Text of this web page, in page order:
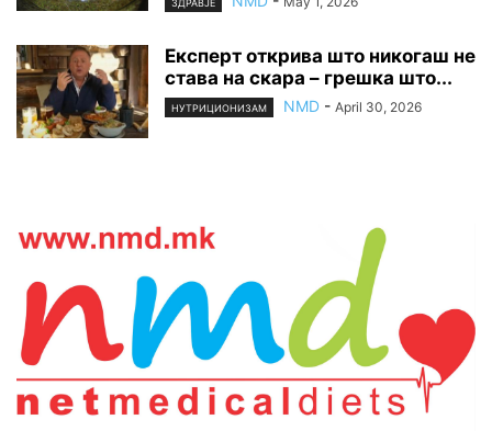
ЗДРАВЈЕ
Експерт открива што никогаш не
става на скара – грешка што...
НУТРИЦИОНИЗАМ NMD - April 30, 2026